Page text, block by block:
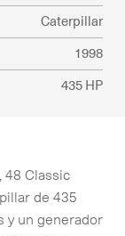
Caterpillar
1998
435 HP
48 Classic
de 435
y un generador